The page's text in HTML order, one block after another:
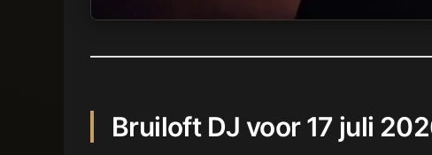
Bruiloft DJ voor 17 juli